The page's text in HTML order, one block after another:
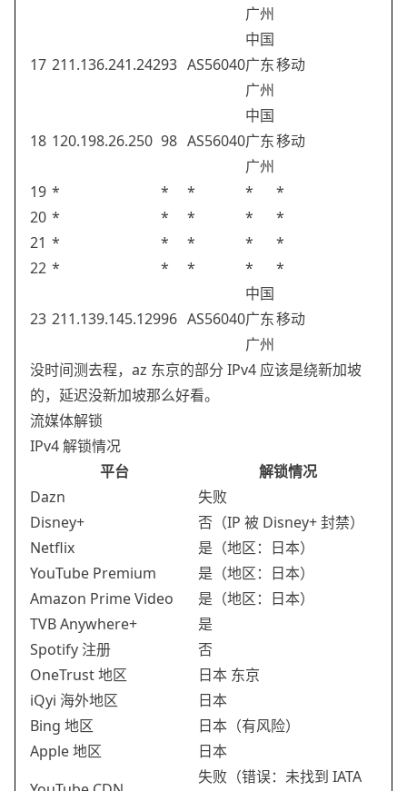
广州
17 211.136.241.24293 AS56040
中国
广东
广州
移动
18 120.198.26.250 98 AS56040
中国
广东
广州
移动
19 * * * *
*
20 * * * *
*
21 * * * *
*
22 * * * * *
23 211.139.145.12996 AS56040
中国
广东
广州
移动
没时间测去程，az 东京的部分 IPv4 应该是绕新加坡
的，延迟没新加坡那么好看。
流媒体解锁
IPv4 解锁情况
平台
解锁情况
Dazn
失败
Disney+
否（IP 被 Disney+ 封禁）
Netflix
是（地区：日本）
YouTube Premium
是（地区：日本）
Amazon Prime Video
是（地区：日本）
TVB Anywhere+
是
Spotify 注册
否
OneTrust 地区
日本 东京
iQyi 海外地区
日本
Bing 地区
日本（有风险）
Apple 地区
日本
失败（错误：未找到 IATA